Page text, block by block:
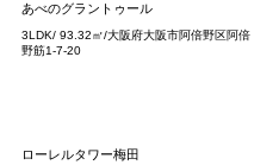
あべのグラントゥール
3LDK/ 93.32㎡/大阪府大阪市阿倍野区阿倍
野筋1-7-20
ローレルタワー梅田